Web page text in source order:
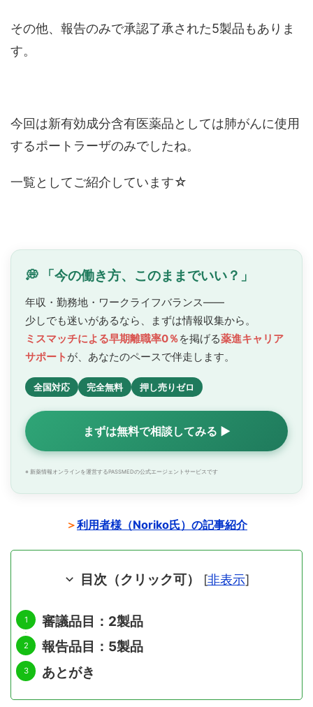
その他、報告のみで承認了承された5製品もありま
す。
今回は新有効成分含有医薬品としては肺がんに使用
するポートラーザのみでしたね。
一覧としてご紹介しています☆
💭 「今の働き方、このままでいい？」
年収・勤務地・ワークライフバランス——
少しでも迷いがあるなら、まずは情報収集から。
ミスマッチによる早期離職率0％を掲げる薬進キャリア
サポート が、あなたのペースで伴走します。
全国対応 完全無料 押し売りゼロ
まずは無料で相談してみる ▶
※ 新薬情報オンラインを運営するPASSMEDの公式エージェントサービスです
＞利用者様（Noriko氏）の記事紹介
目次（クリック可） [非表示]
審議品目：2製品
報告品目：5製品
あとがき